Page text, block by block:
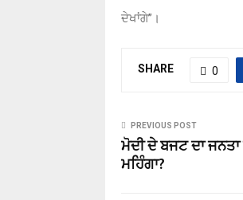
ਦੇਖਾਂਗੇ”।
SHARE 0
PREVIOUS POST
ਮੋਦੀ ਦੇ ਬਜਟ ਦਾ
ਮਹਿੰਗਾ?